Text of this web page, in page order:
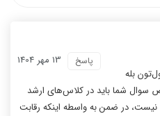
13 مهر 1404 پاسخ
بله
شما باید در کلاس‌های ارشد
در ضمن به واسطه اینکه رقابت